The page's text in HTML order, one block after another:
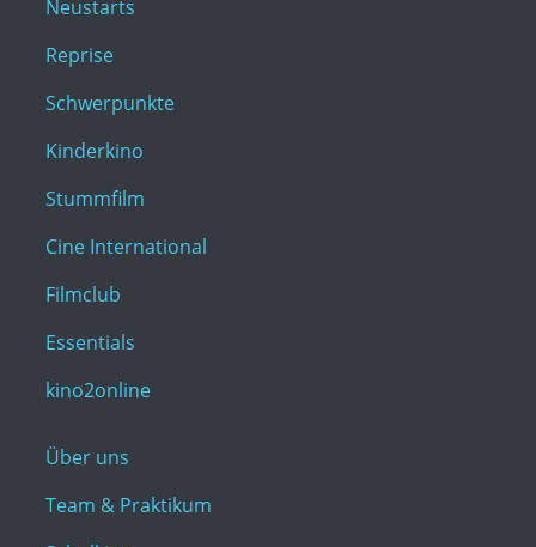
Neustarts
Reprise
Schwerpunkte
Kinderkino
Stummfilm
Cine International
Filmclub
Essentials
kino2online
Über uns
Team & Praktikum